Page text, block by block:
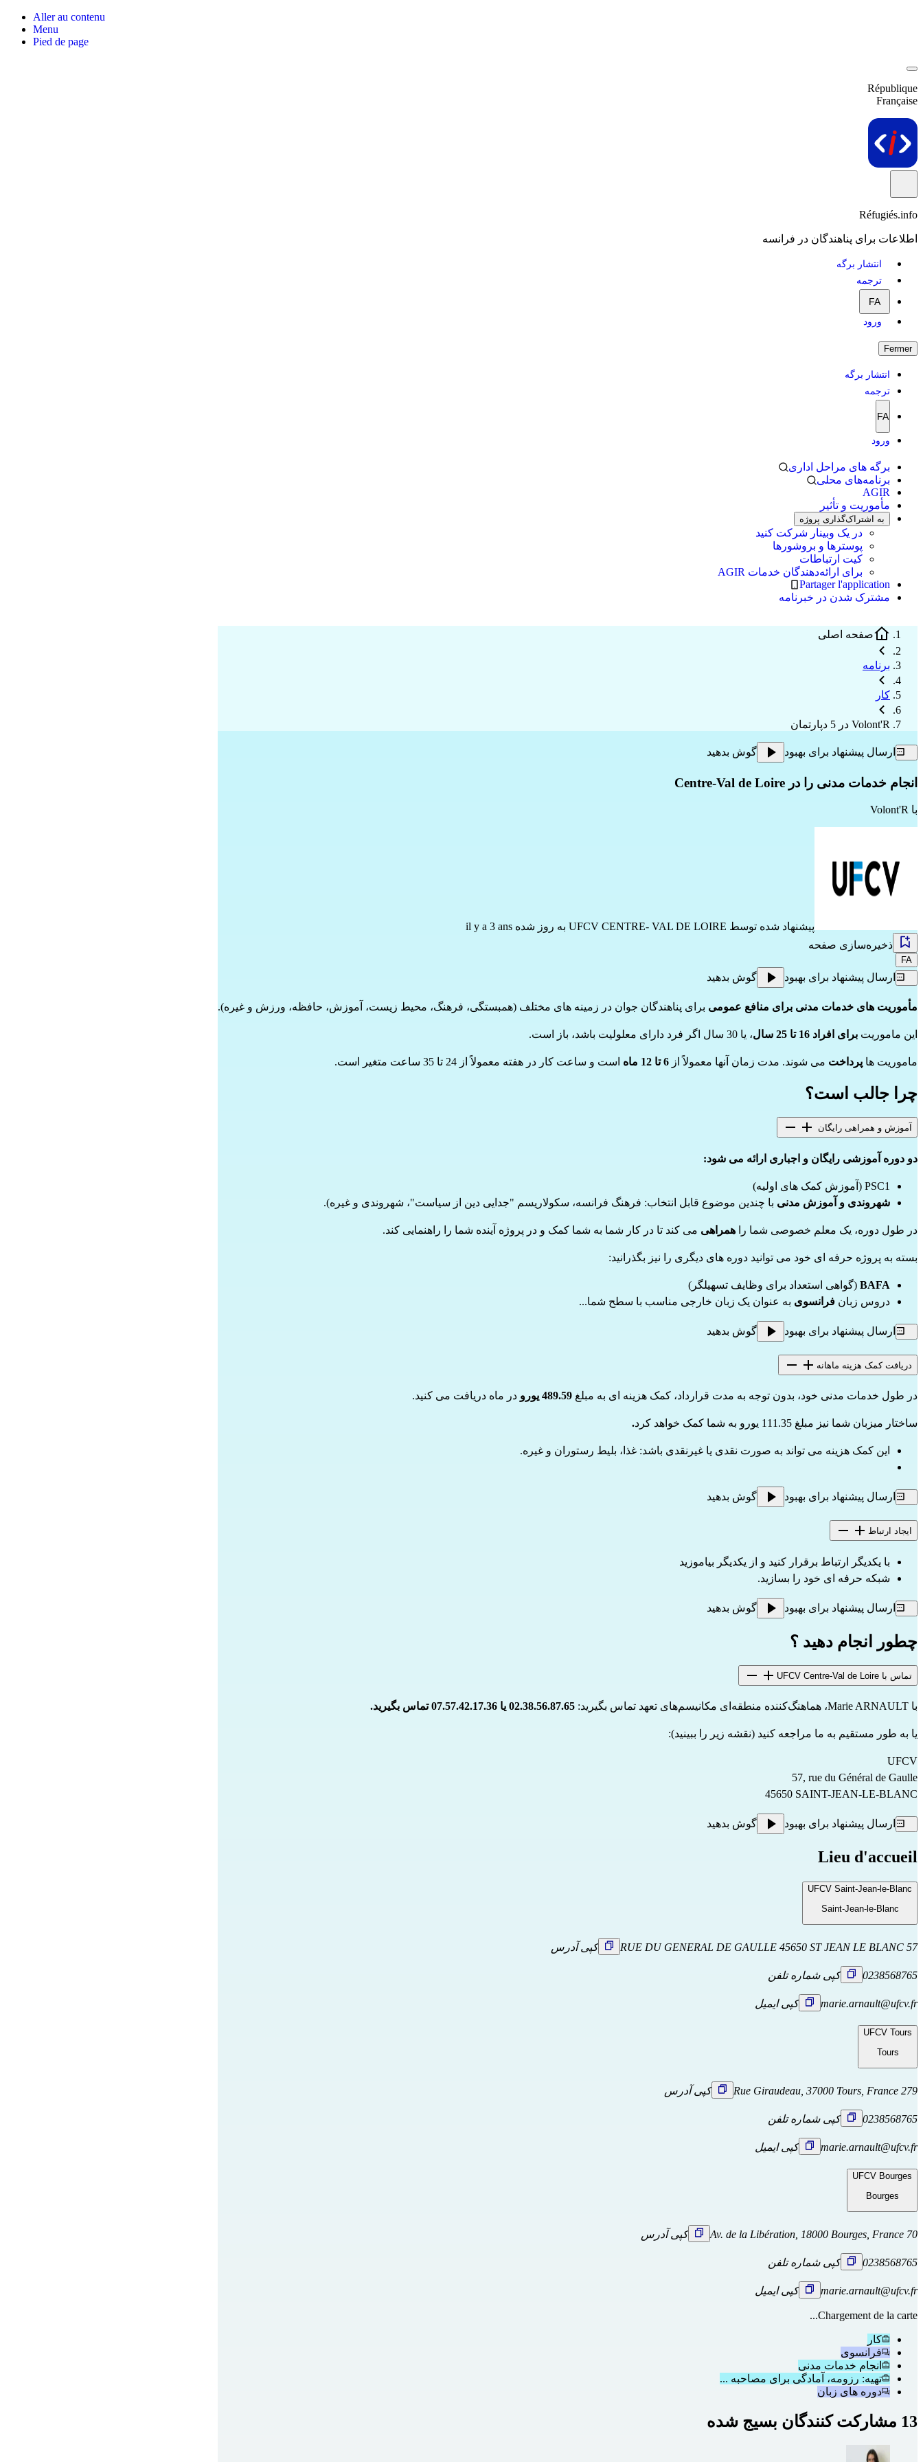
Aller au contenu
Menu
Pied de page
République
Française
Réfugiés.info
اطلاعات برای پناهندگان در فرانسه
انتشار برگه
ترجمه
FA
ورود
Fermer
انتشار برگه
ترجمه
FA
ورود
برگه های مراحل اداری
برنامه‌های محلی
AGIR
مأموریت و تأثیر
به اشتراک‌گذاری پروژه
در یک وبینار شرکت کنید
پوسترها و بروشورها
کیت ارتباطات
برای ارائه‌دهندگان خدمات AGIR
Partager l'application
مشترک شدن در خبرنامه
صفحه اصلی
برنامه
کار
Volont'R در 5 دپارتمان
ارسال پیشنهاد برای بهبود گوش بدهید
انجام خدمات مدنی را در Centre-Val de Loire
با Volont'R
پیشنهاد شده توسط UFCV CENTRE- VAL DE LOIRE به روز شده il y a 3 ans
ذخیره‌سازی صفحه
FA
ارسال پیشنهاد برای بهبود گوش بدهید
مأموریت های خدمات مدنی برای منافع عمومی برای پناهندگان جوان در زمینه های مختلف (همبستگی، فرهنگ، محیط زیست، آموزش، حافظه، ورزش و غیره).
این ماموریت برای افراد 16 تا 25 سال ، یا 30 سال اگر فرد دارای معلولیت باشد، باز است.
ماموریت ها پرداخت می شوند. مدت زمان آنها معمولاً از 6 تا 12 ماه است و ساعت کار در هفته معمولاً از 24 تا 35 ساعت متغیر است.
چرا جالب است؟
آموزش و همراهی رایگان
دو دوره آموزشی رایگان و اجباری ارائه می شود:
PSC1 (آموزش کمک های اولیه)
شهروندی و آموزش مدنی با چندین موضوع قابل انتخاب: فرهنگ فرانسه، سکولاریسم "جدایی دین از سیاست"، شهروندی و غیره).
در طول دوره، یک معلم خصوصی شما را همراهی می کند تا در کار شما به شما کمک و در پروژه آینده شما را راهنمایی کند.
بسته به پروژه حرفه ای خود می توانید دوره های دیگری را نیز بگذرانید:
BAFA (گواهی استعداد برای وظایف تسهیلگر)
دروس زبان فرانسوی به عنوان یک زبان خارجی مناسب با سطح شما...
ارسال پیشنهاد برای بهبود گوش بدهید
دریافت کمک هزینه ماهانه
در طول خدمات مدنی خود، بدون توجه به مدت قرارداد، کمک هزینه ای به مبلغ 489.59 یورو در ماه دریافت می کنید.
ساختار میزبان شما نیز مبلغ 111.35 یورو به شما کمک خواهد کرد .
این کمک هزینه می تواند به صورت نقدی یا غیرنقدی باشد: غذا، بلیط رستوران و غیره.
ارسال پیشنهاد برای بهبود گوش بدهید
ایجاد ارتباط
با یکدیگر ارتباط برقرار کنید و از یکدیگر بیاموزید
شبکه حرفه ای خود را بسازید.
ارسال پیشنهاد برای بهبود گوش بدهید
چطور انجام دهید ؟
تماس با UFCV Centre-Val de Loire
با Marie ARNAULT، هماهنگ‌کننده منطقه‌ای مکانیسم‌های تعهد تماس بگیرید: 02.38.56.87.65 یا 07.57.42.17.36 تماس بگیرید.
یا به طور مستقیم به ما مراجعه کنید (نقشه زیر را ببینید):
UFCV
57, rue du Général de Gaulle
45650 SAINT-JEAN-LE-BLANC
ارسال پیشنهاد برای بهبود گوش بدهید
Lieu d'accueil
UFCV Saint-Jean-le-Blanc
Saint-Jean-le-Blanc
57 RUE DU GENERAL DE GAULLE 45650 ST JEAN LE BLANC کپی آدرس
0238568765 کپی شماره تلفن
marie.arnault@ufcv.fr کپی ایمیل
UFCV Tours
Tours
279 Rue Giraudeau, 37000 Tours, France کپی آدرس
0238568765 کپی شماره تلفن
marie.arnault@ufcv.fr کپی ایمیل
UFCV Bourges
Bourges
70 Av. de la Libération, 18000 Bourges, France کپی آدرس
0238568765 کپی شماره تلفن
marie.arnault@ufcv.fr کپی ایمیل
Chargement de la carte...
کار
فرانسوی
انجام خدمات مدنی
تهیه: رزومه، آمادگی برای مصاحبه ...
دوره های زبان
13 مشارکت کنندگان بسیج شده